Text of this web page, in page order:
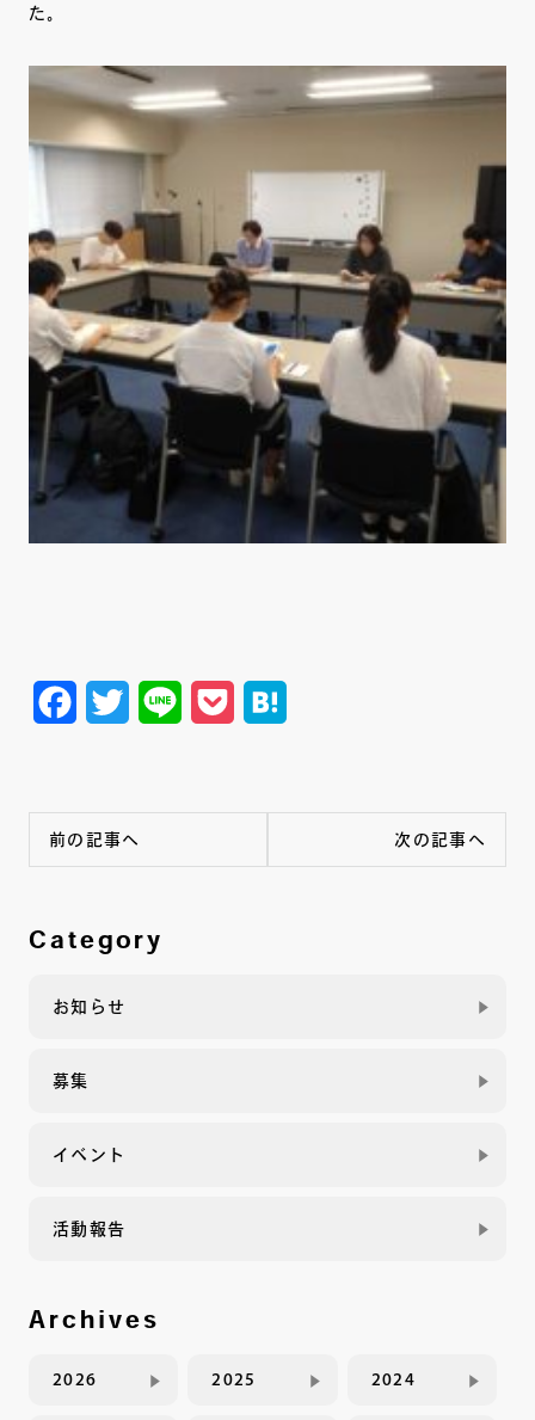
た。
Facebook
TwitterLine Pocket
前の記事へ 次の記事へ
Category
お知らせ
募集
イベント
活動報告
Archives
2026 2025 2024